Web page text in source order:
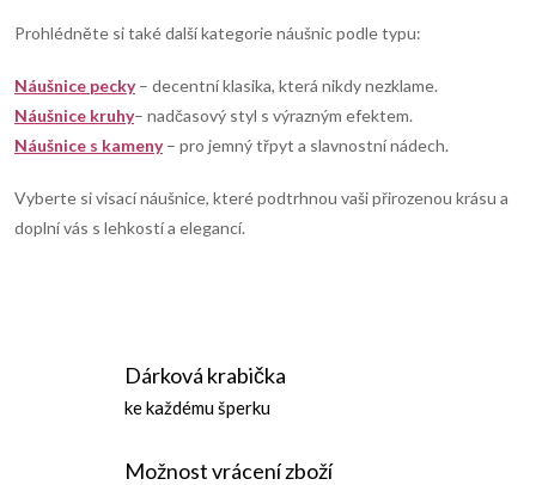
v
k
y
v
ý
Prohlédněte si také další kategorie náušnic podle typu:
Náušnice pecky– decentní klasika, která nikdy nezklame.
Náušnice kruhy– nadčasový styl s výrazným efektem.
Náušnice s kameny– pro jemný třpyt a slavnostní nádech.
Vyberte si visací náušnice, které podtrhnou vaši přirozenou krásu a
doplní vás s lehkostí a elegancí.
Dárková krabička
ke každému šperku
Možnost vrácení zboží